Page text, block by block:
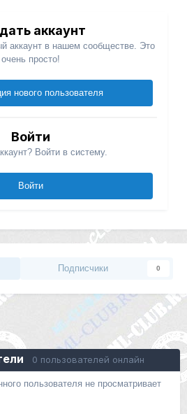
аккаунт
аккаунт в нашем сообществе. Это
очень просто!
нового пользователя
Войти
Войти в систему.
Войти
Подписчики 0
0 пользователей онлайн
пользователя не просматривает